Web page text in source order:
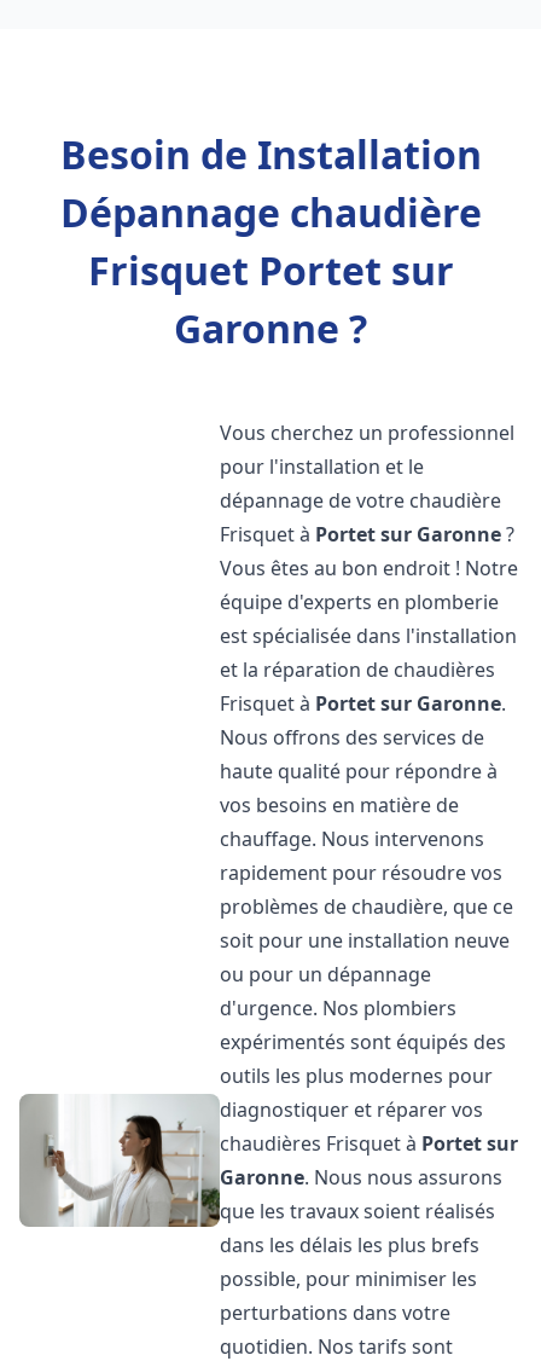
Besoin de Installation
Dépannage chaudière
Frisquet Portet sur
Garonne ?
Vous cherchez un professionnel
pour l'installation et le
dépannage de votre chaudière
Frisquet à Portet sur Garonne?
Vous êtes au bon endroit ! Notre
équipe d'experts en plomberie
est spécialisée dans l'installation
et la réparation de chaudières
Frisquet à Portet sur Garonne.
Nous offrons des services de
haute qualité pour répondre à
vos besoins en matière de
chauffage. Nous intervenons
rapidement pour résoudre vos
problèmes de chaudière, que ce
soit pour une installation neuve
ou pour un dépannage
d'urgence. Nos plombiers
expérimentés sont équipés des
outils les plus modernes pour
diagnostiquer et réparer vos
chaudières Frisquet à Portet sur
Garonne. Nous nous assurons
que les travaux soient réalisés
dans les délais les plus brefs
possible, pour minimiser les
perturbations dans votre
quotidien. Nos tarifs sont